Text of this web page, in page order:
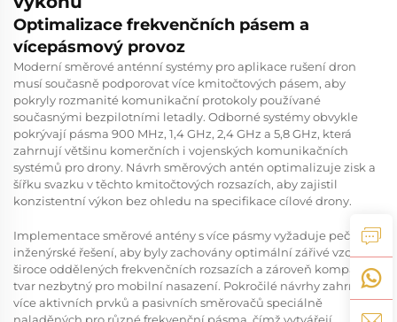
Optimalizace frekvenčních pásem a
vícepásmový provoz
Moderní směrové anténní systémy pro aplikace rušení dron
musí současně podporovat více kmitočtových pásem, aby
pokryly rozmanité komunikační protokoly používané
současnými bezpilotními letadly. Odborné systémy obvykle
pokrývají pásma 900 MHz, 1,4 GHz, 2,4 GHz a 5,8 GHz, která
zahrnují většinu komerčních i vojenských komunikačních
systémů pro drony. Návrh směrových antén optimalizuje zisk a
šířku svazku v těchto kmitočtových rozsazích, aby zajistil
konzistentní výkon bez ohledu na specifikace cílové drony.
Implementace směrové antény s více pásmy vyžaduje pečlivé
inženýrské řešení, aby byly zachovány optimální zářivé vzory v
široce oddělených frekvenčních rozsazích a zároveň kompaktní
tvar nezbytný pro mobilní nasazení. Pokročilé návrhy zahrnují
více aktivních prvků a pasivních směrovačů speciálně